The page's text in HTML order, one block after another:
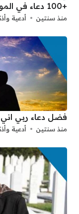
+100 دعاء في المولد النبوي الشريف 2024/1446
منذ سنتين أدعية
فضل دعاء ربي
منذ سنتين أدعية